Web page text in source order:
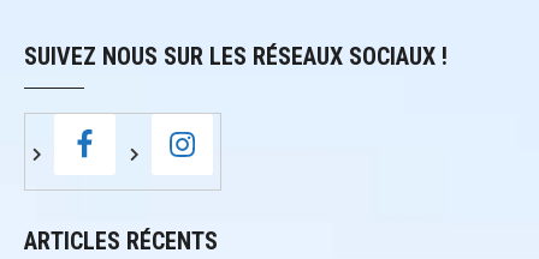
SUIVEZ NOUS SUR LES RÉSEAUX SOCIAUX !
ARTICLES RÉCENTS